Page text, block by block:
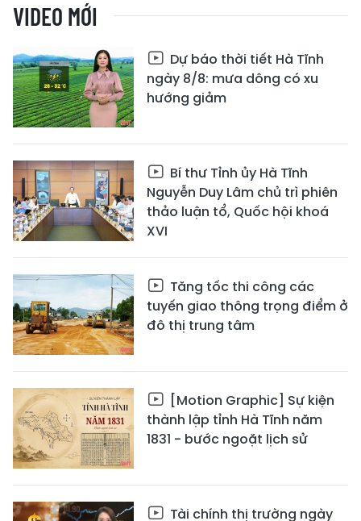
VIDEO MỚI
Dự báo thời tiết Hà Tĩnh
ngày 8/8: mưa dông có xu
hướng giảm
Bí thư Tỉnh ủy Hà Tĩnh
Nguyễn Duy Lâm chủ trì phiên
thảo luận tổ, Quốc hội khoá
XVI
Tăng tốc thi công các
tuyến giao thông trọng điểm ở
đô thị trung tâm
[Motion Graphic] Sự kiện
thành lập tỉnh Hà Tĩnh năm
1831 - bước ngoặt lịch sử
Tài chính thị trường ngày